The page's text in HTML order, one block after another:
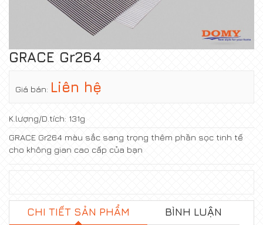
GRACE Gr264
Giá bán: Liên hệ
K.lượng/D.tích: 131g
GRACE Gr264 màu sắc sang trọng thêm phần sọc tinh tế
cho không gian cao cấp của bạn
CHI TIẾT SẢN PHẨM BÌNH LUẬN